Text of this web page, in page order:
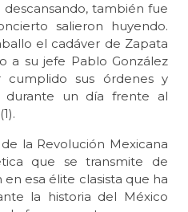
también fue
salieron huyendo.
el cadáver de Zapata
a su jefe Pablo González
sus órdenes y
durante un día frente al
la Revolución Mexicana
que se transmite de
esa élite clasista que ha
la historia del México